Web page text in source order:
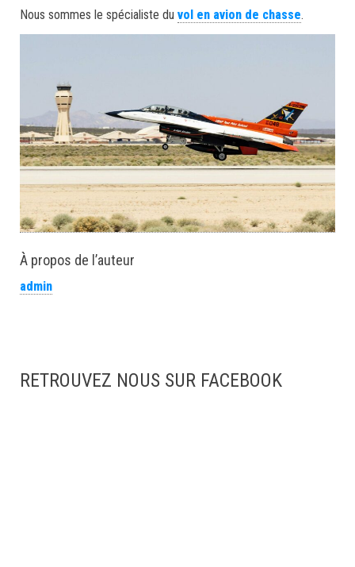
Nous sommes le spécialiste du vol en avion de chasse.
À propos de l’auteur
admin
RETROUVEZ NOUS SUR FACEBOOK